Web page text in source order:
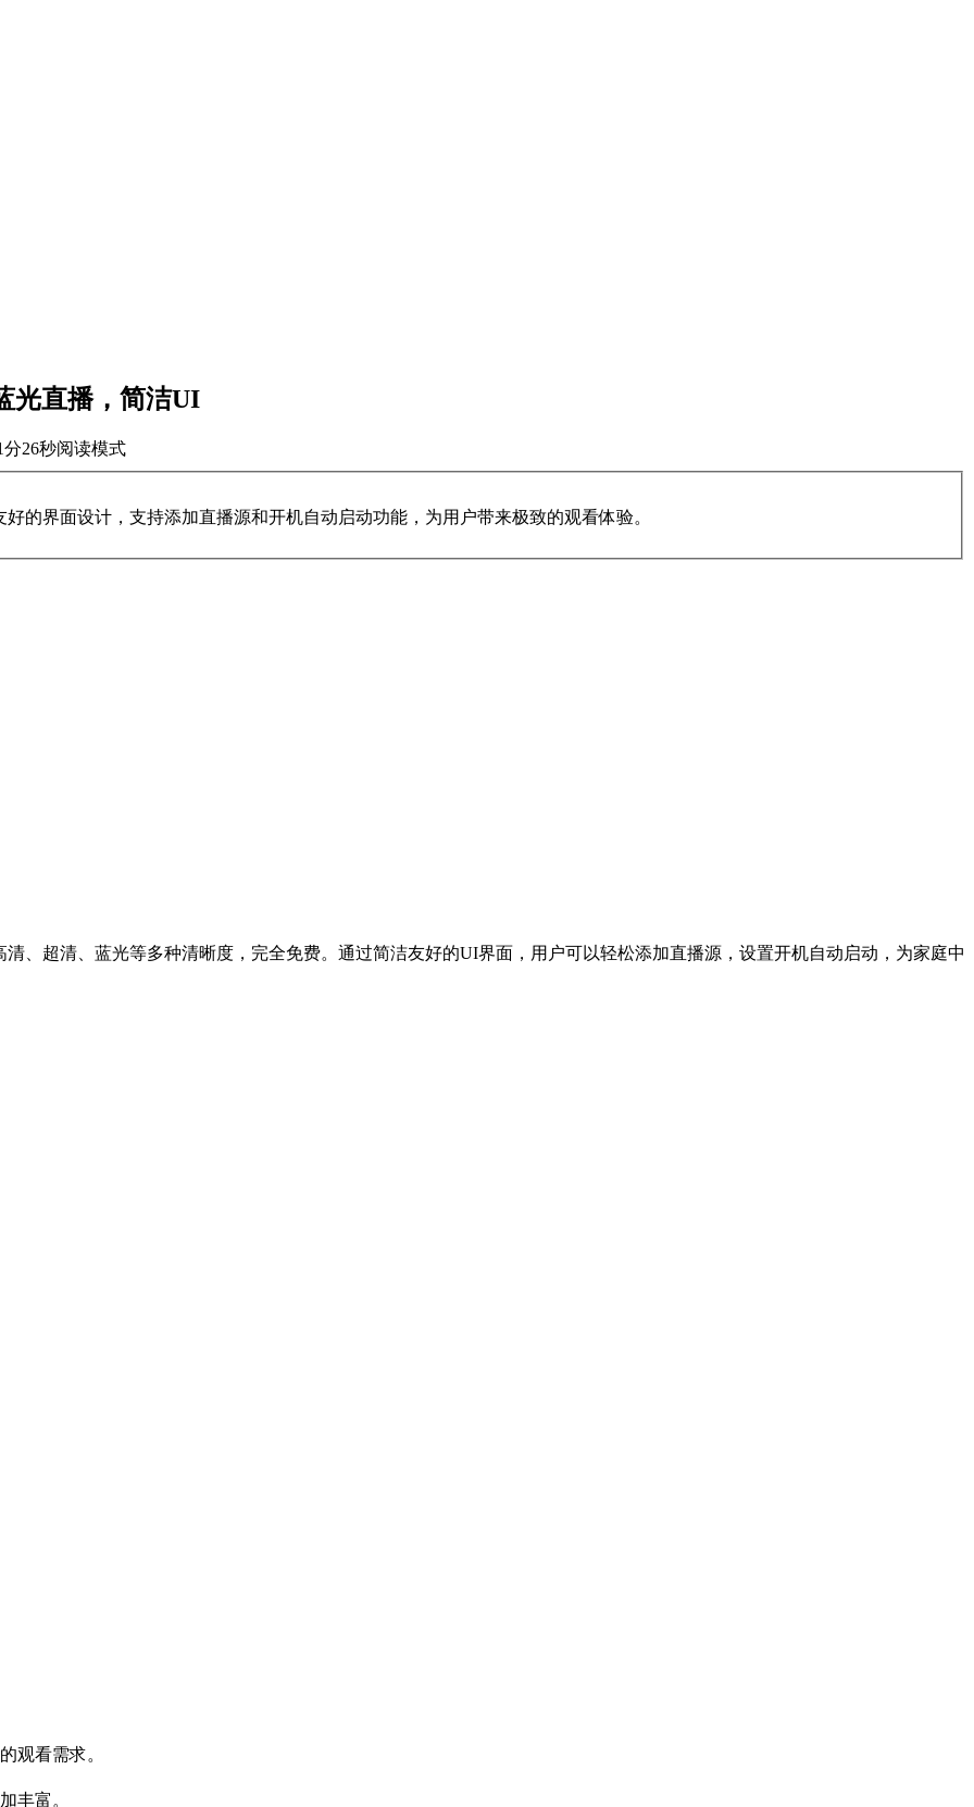
光直播，简洁UI
分26秒阅读模式
的界面设计，支持添加直播源和开机自动启动功能，为用户带来极致的观看体验。
、超清、蓝光等多种清晰度，完全免费。通过简洁友好的UI界面，用户可以轻松添加直播源，设置开机自动启动，为家庭中
观看需求。
丰富。